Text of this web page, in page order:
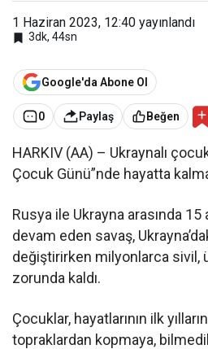
1 Haziran 2023, 12:40 yayınlandı
3dk, 44sn
Google'da Abone Ol
0 Paylaş Beğen
HARKIV (AA) – Ukraynalı
Çocuk Günü”nde hayatta
Rusya ile Ukrayna arasında
devam eden savaş,
değiştirirken milyonlarca sivil,
zorunda kaldı.
Çocuklar, hayatlarının ilk
topraklardan kopmaya,